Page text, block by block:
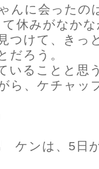
に会ったの
休みがなか
つけて、きっ
だろう。
いることと思
ら、ケチャッ
ケンは、5日